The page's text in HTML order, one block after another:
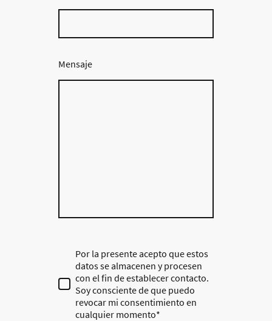
Mensaje
Por la presente acepto que estos
datos se almacenen y procesen
con el fin de establecer contacto.
Soy consciente de que puedo
revocar mi consentimiento en
cualquier momento*